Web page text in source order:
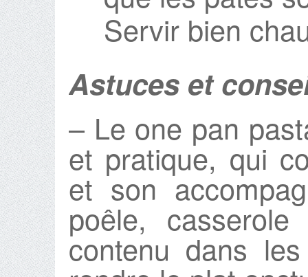
Servir bien
Astuces et
– Le one pan
et pratique, qui
et son
poêle, casserole
contenu dans